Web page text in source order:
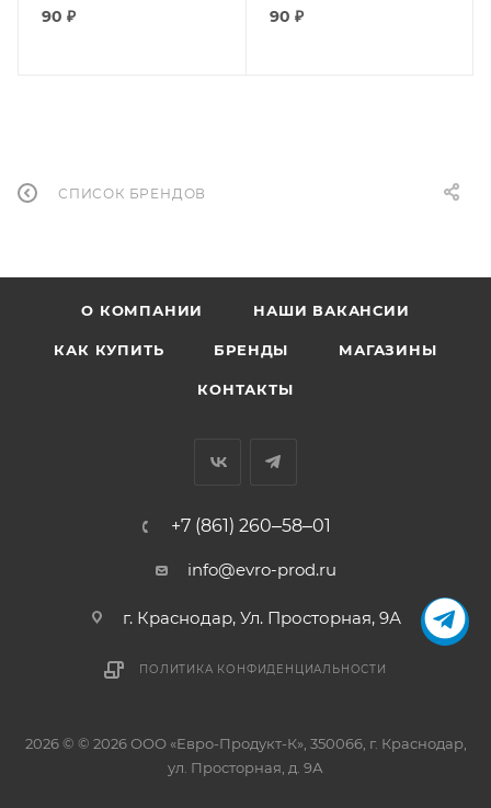
90 ₽ 90 ₽
СПИСОК БРЕНДОВ
О КОМПАНИИ НАШИ ВАКАНСИИ
КАК КУПИТЬ БРЕНДЫ МАГАЗИНЫ
КОНТАКТЫ
+7 (861) 260‒58‒01
info@evro-prod.ru
г. Краснодар, ​Ул. Просторная, 9А
ПОЛИТИКА КОНФИДЕНЦИАЛЬНОСТИ
2026 © © 2026 ООО «Евро-Продукт-К», 350066, г. Краснодар,
ул. Просторная, д. 9А